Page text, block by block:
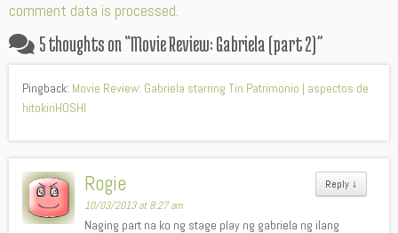
comment data is processed.
5 thoughts on “Movie Review: Gabriela (part 2)”
Pingback: Movie Review: Gabriela starring Tin Patrimonio | aspectos de
hitokiriHOSHI
Reply ↓
Rogie
10/03/2013 at 8:27 am
Naging part na ko ng stage play ng gabriela ng ilang